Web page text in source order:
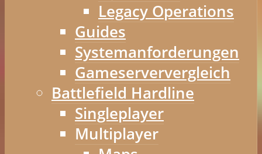
Legacy Operations
Guides
Systemanforderungen
Gameserververgleich
Battlefield Hardline
Singleplayer
Multiplayer